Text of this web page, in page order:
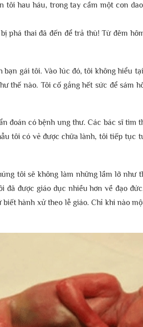
hau háu, trong tay cầm một con
phá thai đã đến để trả thù! Từ đêm
gái tôi. Vào lúc đó, tôi không hiểu
thế nào. Tôi cố gắng hết sức để sám
đoán có bệnh ung thư. Các bác sĩ
tôi có vẻ được chữa lành, tôi tiếp tục
tôi sẽ không làm những lầm lỡ
được giáo dục nhiều hơn về đạo
hành xử theo lễ giáo. Chỉ khi nào